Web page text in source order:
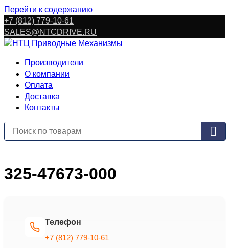
Перейти к содержанию
+7 (812) 779-10-61
SALES@NTCDRIVE.RU
Производители
О компании
Оплата
Доставка
Контакты
325-47673-000
Телефон
+7 (812) 779-10-61